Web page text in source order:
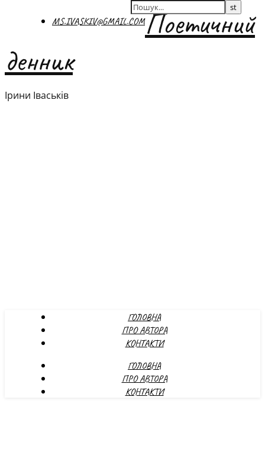
MS.IVASKIV@GMAIL.COMПоетичний
денник
Ірини Іваськів
ГОЛОВНА
ПРО АВТОРА
КОНТАКТИ
ГОЛОВНА
ПРО АВТОРА
КОНТАКТИ